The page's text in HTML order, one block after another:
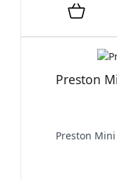
Preston
Preston